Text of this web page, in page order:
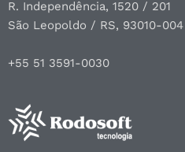
R. Independência, 1520 / 201
São Leopoldo / RS, 93010-004
+55 51 3591-0030